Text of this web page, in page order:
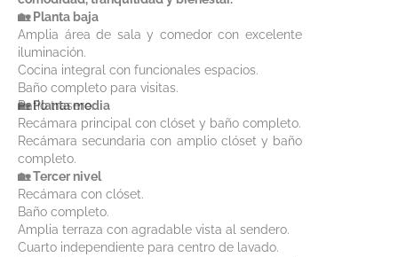
🏡 Planta baja
Amplia área de sala y comedor con excelente
iluminación.
Cocina integral con funcionales espacios.
Baño completo para visitas.
Patio trasero.
🏡 Planta media
Recámara principal con clóset y baño completo.
Recámara secundaria con amplio clóset y baño
completo.
🏡 Tercer nivel
Recámara con clóset.
Baño completo.
Amplia terraza con agradable vista al sendero.
Cuarto independiente para centro de lavado.